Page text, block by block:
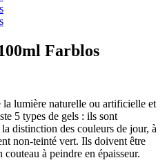
Farblos
la lumière naturelle ou artificielle et
5 types de gels : ils sont
distinction des couleurs de jour, à
non-teinté vert. Ils doivent être
à peindre en épaisseur.